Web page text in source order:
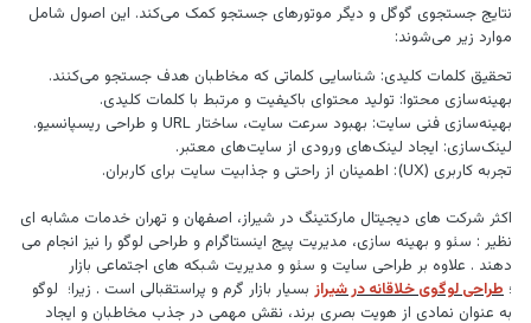
نتایج جستجوی گوگل و دیگر موتورهای جستجو کمک می‌کند. این اصول شامل
موارد زیر می‌شوند:
تحقیق کلمات کلیدی: شناسایی کلماتی که مخاطبان هدف جستجو می‌کنند.
بهینه‌سازی محتوا: تولید محتوای باکیفیت و مرتبط با کلمات کلیدی.
بهینه‌سازی فنی سایت: بهبود سرعت سایت، ساختار URL و طراحی ریسپانسیو.
لینک‌سازی: ایجاد لینک‌های ورودی از سایت‌های معتبر.
تجربه کاربری (UX): اطمینان از راحتی و جذابیت سایت برای کاربران.
اکثر شرکت های دیجیتال مارکتینگ در شیراز، اصفهان و تهران خدمات مشابه ای
نظیر : سئو و بهینه سازی، مدیریت پیج اینستاگرام و طراحی لوگو را نیز انجام می
دهند . علاوه بر طراحی سایت و سئو و مدیریت شبکه های اجتماعی بازار
؛ طراحی لوگوی خلاقانه در شیرازبسیار بازار گرم و پراستقبالی است . زیرا؛ لوگو
به عنوان نمادی از هویت بصری برند، نقش مهمی در جذب مخاطبان و ایجاد